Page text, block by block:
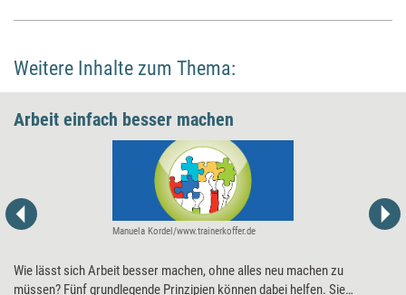
Weitere Inhalte zum Thema:
Arbeit einfach besser machen
Manuela Kordel/www.trainerkoffer.de
Wie lässt sich Arbeit besser machen, ohne alles neu machen zu
müssen? Fünf grundlegende Prinzipien können dabei helfen. Sie